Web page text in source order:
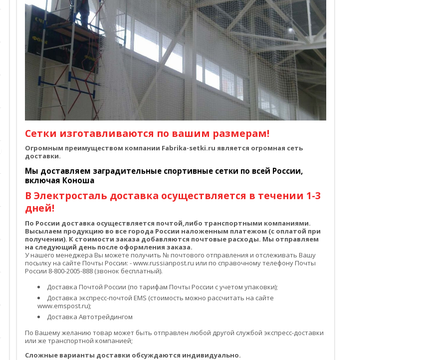
Сетки изготавливаются по вашим размерам!
Огромным преимуществом компании Fabrika-setki.ru является огромная сеть
доставки.
Мы доставляем заградительные спортивные сетки по всей России,
включая Коноша
В Электросталь доставка осуществляется в течении 1-3
дней!
По России доставка осуществляется почтой,либо транспортными компаниями.
Высылаем продукцию во все города России наложенным платежом (с оплатой при
получении). К стоимости заказа добавляются почтовые расходы. Мы отправляем
на следующий день после оформления заказа.
У нашего менеджера Вы можете получить № почтового отправления и отслеживать Вашу
посылку на сайте Почты России: - www.russianpost.ru или по справочному телефону Почты
России 8-800-2005-888 (звонок бесплатный).
Доставка Почтой России (по тарифам Почты России с учетом упаковки);
Доставка экспресс-почтой EMS (стоимость можно рассчитать на сайте
www.emspost.ru);
Доставка Автотрейдингом
По Вашему желанию товар может быть отправлен любой другой службой экспресс-доставки
или же транспортной компанией;
Сложные варианты доставки обсуждаются индивидуально.